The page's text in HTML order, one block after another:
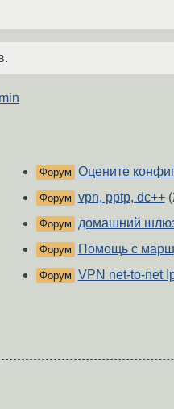
Форум Оцените
Форум vpn, pptp, dc++
Форум домашний
Форум Помощь с
Форум VPN net-to-net